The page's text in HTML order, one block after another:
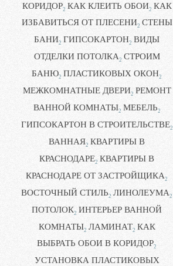
КОРИДОР2 КАК КЛЕИТЬ ОБОИ2 КАК
ИЗБАВИТЬСЯ ОТ ПЛЕСЕНИ2 СТЕНЫ
БАНИ2 ГИПСОКАРТОН2 ВИДЫ
ОТДЕЛКИ ПОТОЛКА2 СТРОИМ
БАНЮ2 ПЛАСТИКОВЫХ ОКОН2
МЕЖКОМНАТНЫЕ ДВЕРИ2 РЕМОНТ
ВАННОЙ КОМНАТЫ2 МЕБЕЛЬ2
ГИПСОКАРТОН В СТРОИТЕЛЬСТВЕ2
ВАННАЯ2 КВАРТИРЫ В
КРАСНОДАРЕ2 КВАРТИРЫ В
КРАСНОДАРЕ ОТ ЗАСТРОЙЩИКА2
ВОСТОЧНЫЙ СТИЛЬ2 ЛИНОЛЕУМА2
ПОТОЛОК2 ИНТЕРЬЕР ВАННОЙ
КОМНАТЫ2 ЛАМИНАТ2 КАК
ВЫБРАТЬ ОБОИ В КОРИДОР2
УСТАНОВКА ПЛАСТИКОВЫХ